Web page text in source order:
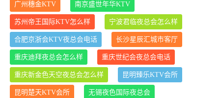
广州穗金KTV 南京盛世年华KTV
苏州帝王国际KTV怎么样 宁波君临夜总会怎么样
合肥京浙会KTV夜总会电话 长沙星辰汇城市客厅
重庆迪拜夜总会怎么样 重庆世纪会夜总会电话
重庆新金色天空夜总会怎么样 昆明臻乐KTV会所
昆明楚天KTV会所 无锡夜色国际夜总会